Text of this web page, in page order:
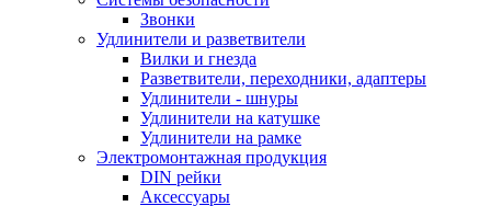
Звонки
Удлинители и разветвители
Вилки и гнезда
Разветвители, переходники, адаптеры
Удлинители - шнуры
Удлинители на катушке
Удлинители на рамке
Электромонтажная продукция
DIN рейки
Аксессуары